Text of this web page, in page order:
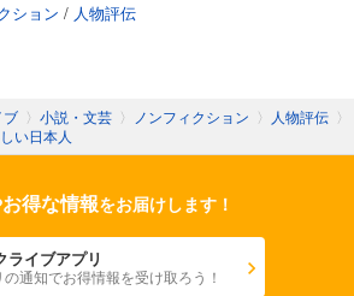
ション / 人物評伝
ブ 〉 小説・文芸 〉 ノンフィクション 〉 人物評伝 〉
い日本人
得な情報をお届けします！
ライブアプリ
の通知でお得情報を受け取ろう！